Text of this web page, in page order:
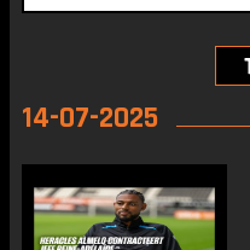
14-07-2025